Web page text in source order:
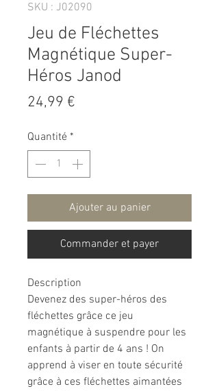
SKU : J02090
Jeu de Fléchettes
Magnétique Super-
Héros Janod
24,99 €
Quantité *
Ajouter au panier
Commander et payer
Description
Devenez des super-héros des
fléchettes grâce ce jeu
magnétique à suspendre pour les
enfants à partir de 4 ans ! On
apprend à viser en toute sécurité
grâce à ces fléchettes aimantées